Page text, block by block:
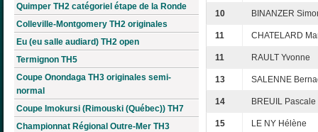
Quimper TH2 catégoriel étape de la Ronde
Colleville-Montgomery TH2 originales
Eu (eu salle audiard) TH2 open
Termignon TH5
Coupe Onondaga TH3 originales semi-
normal
Coupe Imokursi (Rimouski (Québec)) TH7
Championnat Régional Outre-Mer TH3
10 BINANZER
11 CHATELARD
11 RAULT Yvonne
13 SALENNE
14 BREUIL Pascale
15 LE NY Hélène